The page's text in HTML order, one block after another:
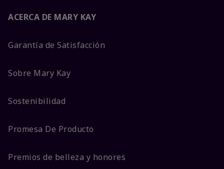
ACERCA DE MARY KAY
Garantía de Satisfacción
Sobre Mary Kay
Sostenibilidad
Promesa De Producto
Premios de belleza y honores